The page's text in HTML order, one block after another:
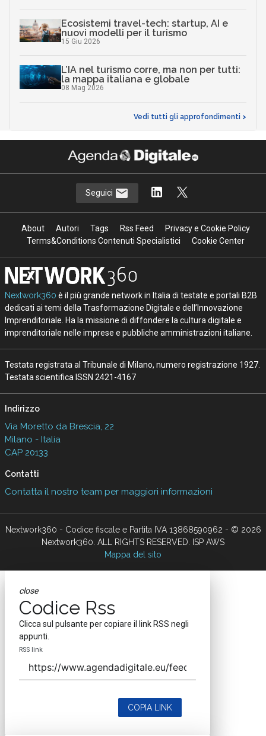
Ecosistemi travel-tech: startup, AI e
nuovi modelli per il turismo
15 Giu 2026
L’IA nel turismo corre, ma non per tutti:
la mappa italiana e globale
08 Mag 2026
Vedi tutti gli approfondimenti >
Seguici
About Autori Tags Rss Feed
Privacy e Cookie Policy
Terms&Conditions Contenuti Specialistici
Cookie Center
Nextwork360 è il più grande network in Italia di testate e portali B2B
dedicati ai temi della Trasformazione Digitale e dell’Innovazione
Imprenditoriale. Ha la missione di diffondere la cultura digitale e
imprenditoriale nelle imprese e pubbliche amministrazioni italiane.
Testata registrata al Tribunale di Milano, numero registrazione 1927.
Testata scientifica ISSN 2421-4167
Indirizzo
Via Moretto da Brescia, 22
Milano - Italia
CAP 20133
Contatti
Contatta il nostro team per maggiori informazioni
Nextwork360 - Codice fiscale e Partita IVA 13868590962 - © 2026
Nextwork360. ALL RIGHTS RESERVED. ISP AWS
Mappa del sito
close
Codice Rss
Clicca sul pulsante per copiare il link RSS negli
appunti.
RSS link
COPIA LINK